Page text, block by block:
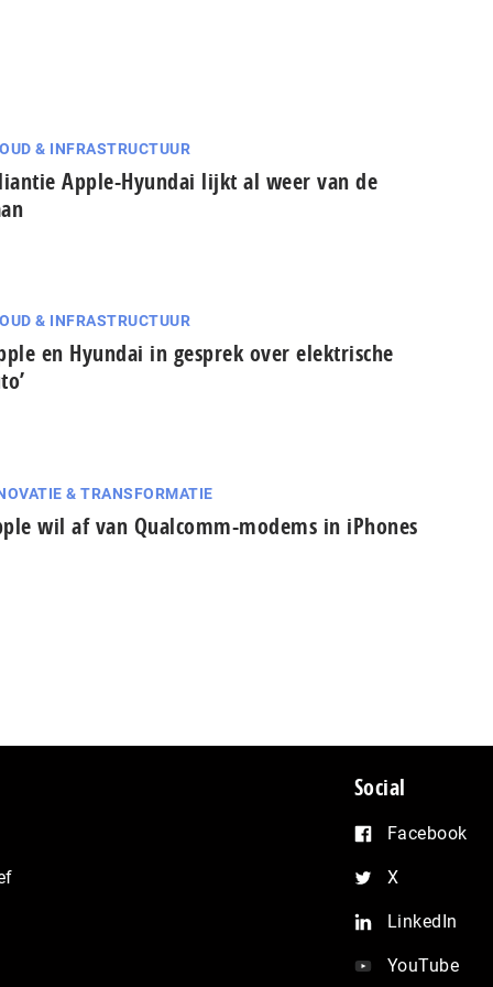
& INFRASTRUCTUUR
Apple-Hyundai lijkt al weer van de
& INFRASTRUCTUUR
en Hyundai in gesprek over elektrische
& TRANSFORMATIE
wil af van Qualcomm-modems in iPhones
Social
Facebook
X
LinkedIn
YouTube